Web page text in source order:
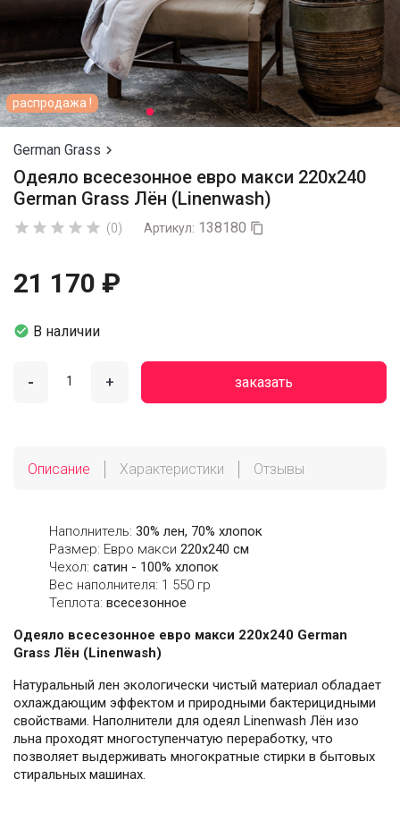
распродажа !
German Grass 
Одеяло всесезонное евро макси 220х240
German Grass Лён (Linenwash)
     (0) Артикул: 138180 
21 170 ₽
 В наличии
- + заказать
Описание Характеристики Отзывы
Наполнитель: 30% лен, 70% хлопок
Размер: Евро макси 220х240 см
Чехол: сатин - 100% хлопок
Вес наполнителя: 1 550 гр
Теплота: всесезонное
Одеяло всесезонное евро макси 220х240 German
Grass Лён (Linenwash)
Натуральный лен экологически чистый материал обладает
охлаждающим эффектом и природными бактерицидными
свойствами. Наполнители для одеял Linenwash Лён изо
льна проходят многоступенчатую переработку, что
позволяет выдерживать многократные стирки в бытовых
стиральных машинах.